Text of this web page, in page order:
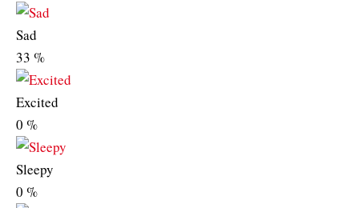
Sad
33 %
Excited
0 %
Sleepy
0 %